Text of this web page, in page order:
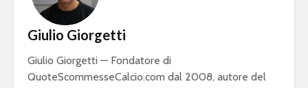
Giulio Giorgetti
Giulio Giorgetti — Fondatore di
QuoteScommesseCalcio.com dal 2008, autore del